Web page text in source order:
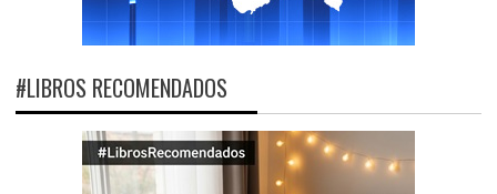
#LIBROS RECOMENDADOS